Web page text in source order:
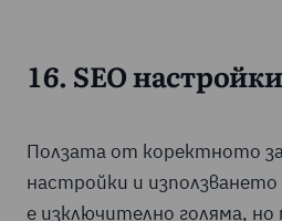
16. SEO настройки
Ползата от коректното
настройки и
е изключително голяма,